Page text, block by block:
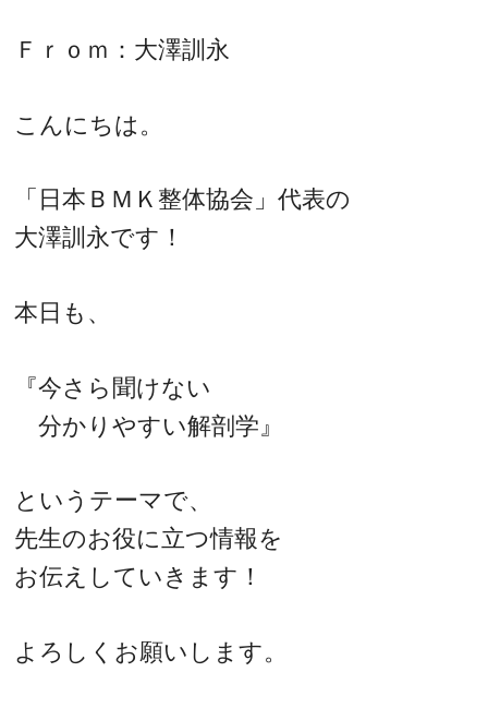
Ｆｒｏｍ：大澤訓永
こんにちは。
「日本ＢＭＫ整体協会」代表の
大澤訓永です！
本日も、
『今さら聞けない
分かりやすい解剖学』
というテーマで、
先生のお役に立つ情報を
お伝えしていきます！
よろしくお願いします。